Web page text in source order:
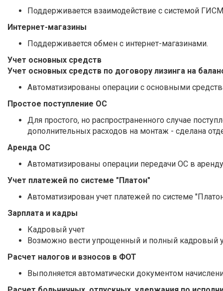
Поддерживается взаимодействие с системой
Интернет-магазины
Поддерживается обмен с интернет-магазинами.
Учет основных средств
Учет основных средств по договору лизинга на
Автоматизированы операции с основными
Простое поступление ОС
Для простого, но распространенного случае
дополнительных расходов на монтаж - сделана
Аренда ОС
Автоматизированы операции передачи ОС в
Учет платежей по системе "Платон"
Автоматизирован учет платежей по системе
Зарплата и кадры
Кадровый учет
Возможно вести упрощенный и полный кадровый
Расчет налогов и взносов в ФОТ
Выполняется автоматически документом